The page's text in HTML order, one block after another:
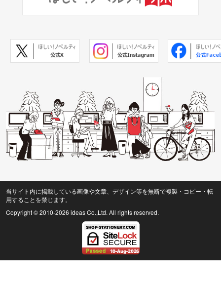
当サイト内に掲載している画像や文章、デザイン等を無断で複製・コピー・転
用することを禁じます。
Copyright © 2010-2026 ideas Co.,Ltd. All rights reserved.